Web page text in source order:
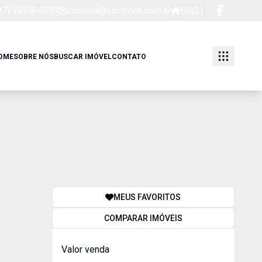
SOBRE NÓSBUSCAR IMÓVELCONTATO
MEUS FAVORITOS
COMPARAR IMÓVEIS
Valor venda